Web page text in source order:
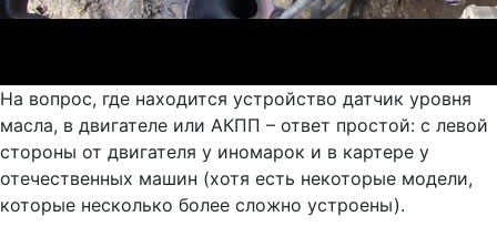
На вопрос, где находится устройство датчик уровня
масла, в двигателе или АКПП – ответ простой: с левой
стороны от двигателя у иномарок и в картере у
отечественных машин (хотя есть некоторые модели,
которые несколько более сложно устроены).